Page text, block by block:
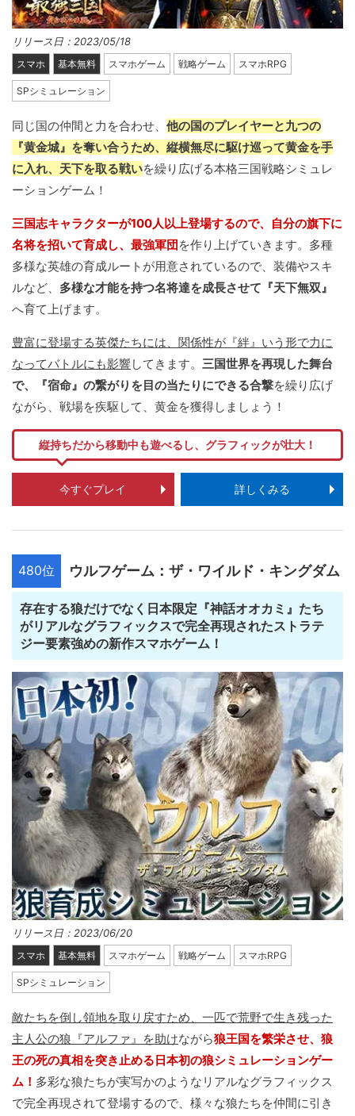
リリース日：2023/05/18
スマホ 基本無料 スマホゲーム 戦略ゲーム スマホRPG
SPシミュレーション
同じ国の仲間と力を合わせ、 他の国のプレイヤーと九つの
『黄金城』を奪い合うため、縦横無尽に駆け巡って黄金を手
に入れ、天下を取る戦いを繰り広げる本格三国戦略シミュレ
ーションゲーム！
三国志キャラクターが100人以上登場するので、自分の旗下に
名将を招いて育成し、最強軍団を作り上げていきます。多種
多様な英雄の育成ルートが用意されているので、装備やスキ
ルなど、 多様な才能を持つ名将達を成長させて『天下無双』
へ育て上げます。
豊富に登場する英傑たちには、関係性が『絆』いう形で力に
なってバトルにも影響してきます。 三国世界を再現した舞台
で、『宿命』の繋がりを目の当たりにできる合撃を繰り広げ
ながら、戦場を疾駆して、黄金を獲得しましょう！
縦持ちだから移動中も遊べるし、グラフィックが壮大！
今すぐプレイ 詳しくみる
480位 ウルフゲーム：ザ・ワイルド・キングダム
存在する狼だけでなく日本限定『神話オオカミ』たち
がリアルなグラフィックスで完全再現されたストラテ
ジー要素強めの新作スマホゲーム！
リリース日：2023/06/20
スマホ 基本無料 スマホゲーム 戦略ゲーム スマホRPG
SPシミュレーション
敵たちを倒し領地を取り戻すため、一匹で荒野で生き残った
主人公の狼『アルファ』を助けながら狼王国を繁栄させ、狼
王の死の真相を突き止める日本初の狼シミュレーションゲー
ム！ 多彩な狼たちが実写かのようなリアルなグラフィックス
で完全再現されて登場するので、様々な狼たちを仲間に引き